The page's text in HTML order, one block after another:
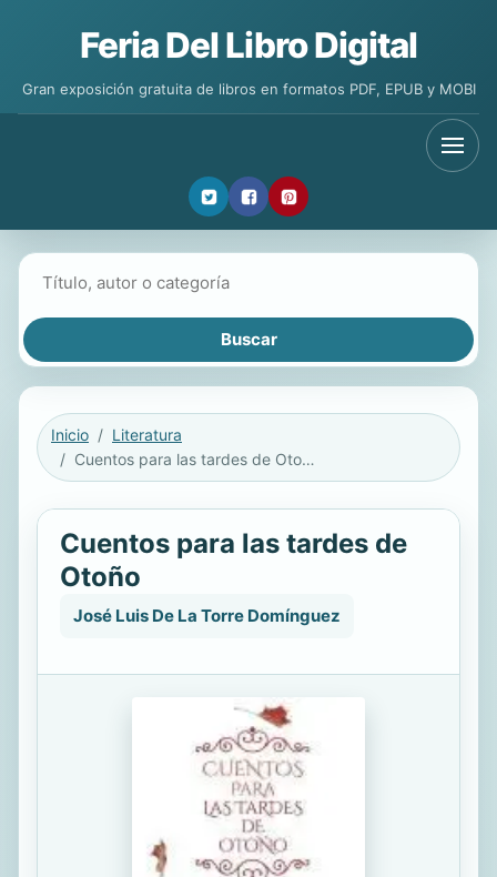
Feria Del Libro Digital
Gran exposición gratuita de libros en formatos PDF, EPUB y MOBI
Inicio
Literatura
Cuentos para las tardes de Otoño
Cuentos para las tardes de
Otoño
José Luis De La Torre Domínguez